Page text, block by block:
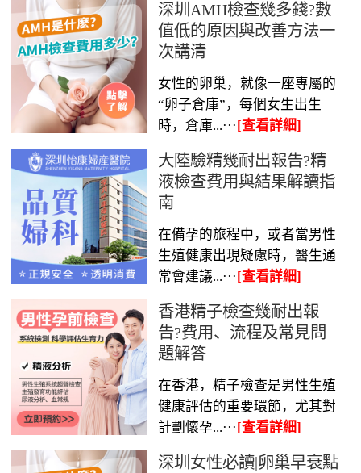
深圳AMH檢查幾多錢?數
值低的原因與改善方法一
次講清
女性的卵巢，就像一座專屬的
“卵子倉庫”，每個女生出生
時，倉庫...··· [查看詳細]
大陸驗精幾耐出報告?精
液檢查費用與結果解讀指
南
在備孕的旅程中，或者當男性
生殖健康出現疑慮時，醫生通
常會建議...··· [查看詳細]
香港精子檢查幾耐出報
告?費用、流程及常見問
題解答
在香港，精子檢查是男性生殖
健康評估的重要環節，尤其對
計劃懷孕...··· [查看詳細]
深圳女性必讀|卵巢早衰點